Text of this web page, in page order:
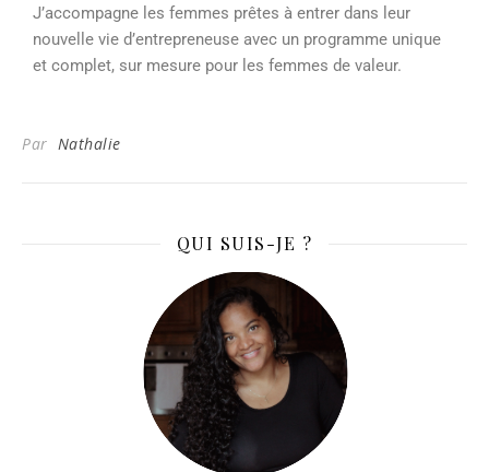
J’accompagne les femmes prêtes à entrer dans leur
nouvelle vie d’entrepreneuse avec un programme unique
et complet, sur mesure pour les femmes de valeur.
Par Nathalie
QUI SUIS-JE ?